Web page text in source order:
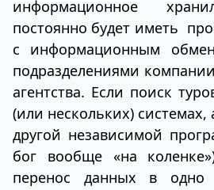
информационное
постоянно будет иметь
с информационным
подразделениями
агентства. Если поиск
(или нескольких) системах,
другой независимой
бог вообще «на
перенос данных в одно